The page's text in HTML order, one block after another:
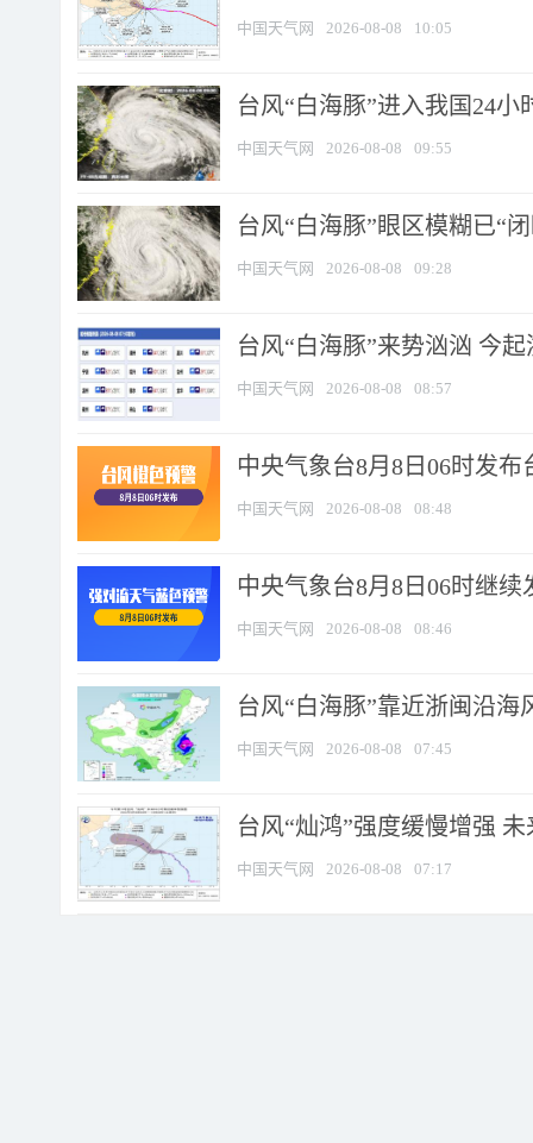
中国天气网 2026-08-08 10:05
台风“白海豚”进入我国24
中国天气网 2026-08-08 09:55
台风“白海豚”眼区模糊已“
中国天气网 2026-08-08 09:28
台风“白海豚”来势汹汹 今
中国天气网 2026-08-08 08:57
中央气象台8月8日06时发布
中国天气网 2026-08-08 08:48
中央气象台8月8日06时继
中国天气网 2026-08-08 08:46
台风“白海豚”靠近浙闽沿
中国天气网 2026-08-08 07:45
台风“灿鸿”强度缓慢增强
中国天气网 2026-08-08 07:17